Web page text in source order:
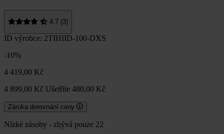
4.7 (3)
ID výrobce: 2TIHIID-100-DXS
-10%
4 419,00 Kč
4 899,00 Kč Ušetříte 480,00 Kč
Záruka dorovnání ceny
Nízké zásoby - zbývá pouze 22